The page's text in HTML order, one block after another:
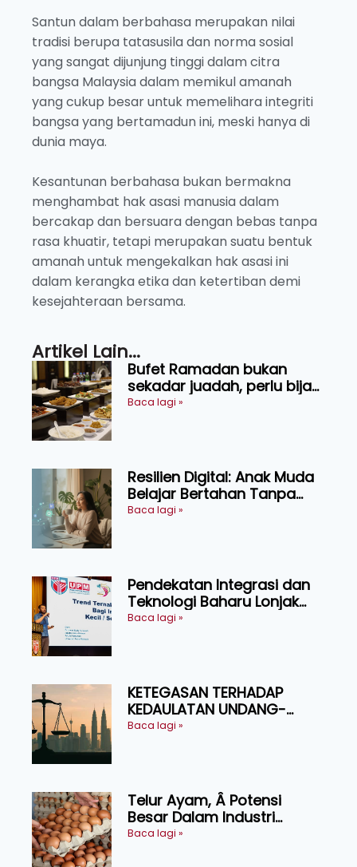
Santun dalam berbahasa merupakan nilai
tradisi berupa tatasusila dan norma sosial
yang sangat dijunjung tinggi dalam citra
bangsa Malaysia dalam memikul amanah
yang cukup besar untuk memelihara integriti
bangsa yang bertamadun ini, meski hanya di
dunia maya.
Kesantunan berbahasa bukan bermakna
menghambat hak asasi manusia dalam
bercakap dan bersuara dengan bebas tanpa
rasa khuatir, tetapi merupakan suatu bentuk
amanah untuk mengekalkan hak asasi ini
dalam kerangka etika dan ketertiban demi
kesejahteraan bersama.
Artikel Lain...
Bufet Ramadan bukan
sekadar juadah, perlu bijak
memilih dan selamat
Baca lagi »
Resilien Digital: Anak Muda
Belajar Bertahan Tanpa
Perlu Menekan Diri
Baca lagi »
Pendekatan Integrasi dan
Teknologi Baharu Lonjak
Produktiviti Ternakan
Baca lagi »
KETEGASAN TERHADAP
KEDAULATAN UNDANG-
UNDANG ASAS KEPADA
Baca lagi »
Telur Ayam, Â Potensi
Besar Dalam Industri
Makanan, Kosmetik dan
Baca lagi »